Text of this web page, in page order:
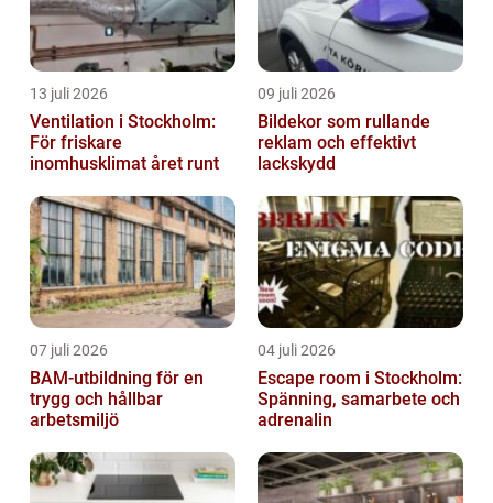
13 juli 2026
Ventilation i Stockholm:
För friskare
inomhusklimat året runt
09 juli 2026
Bildekor som rullande
reklam och effektivt
lackskydd
07 juli 2026
BAM-utbildning för en
trygg och hållbar
arbetsmiljö
04 juli 2026
Escape room i Stockholm:
Spänning, samarbete och
adrenalin